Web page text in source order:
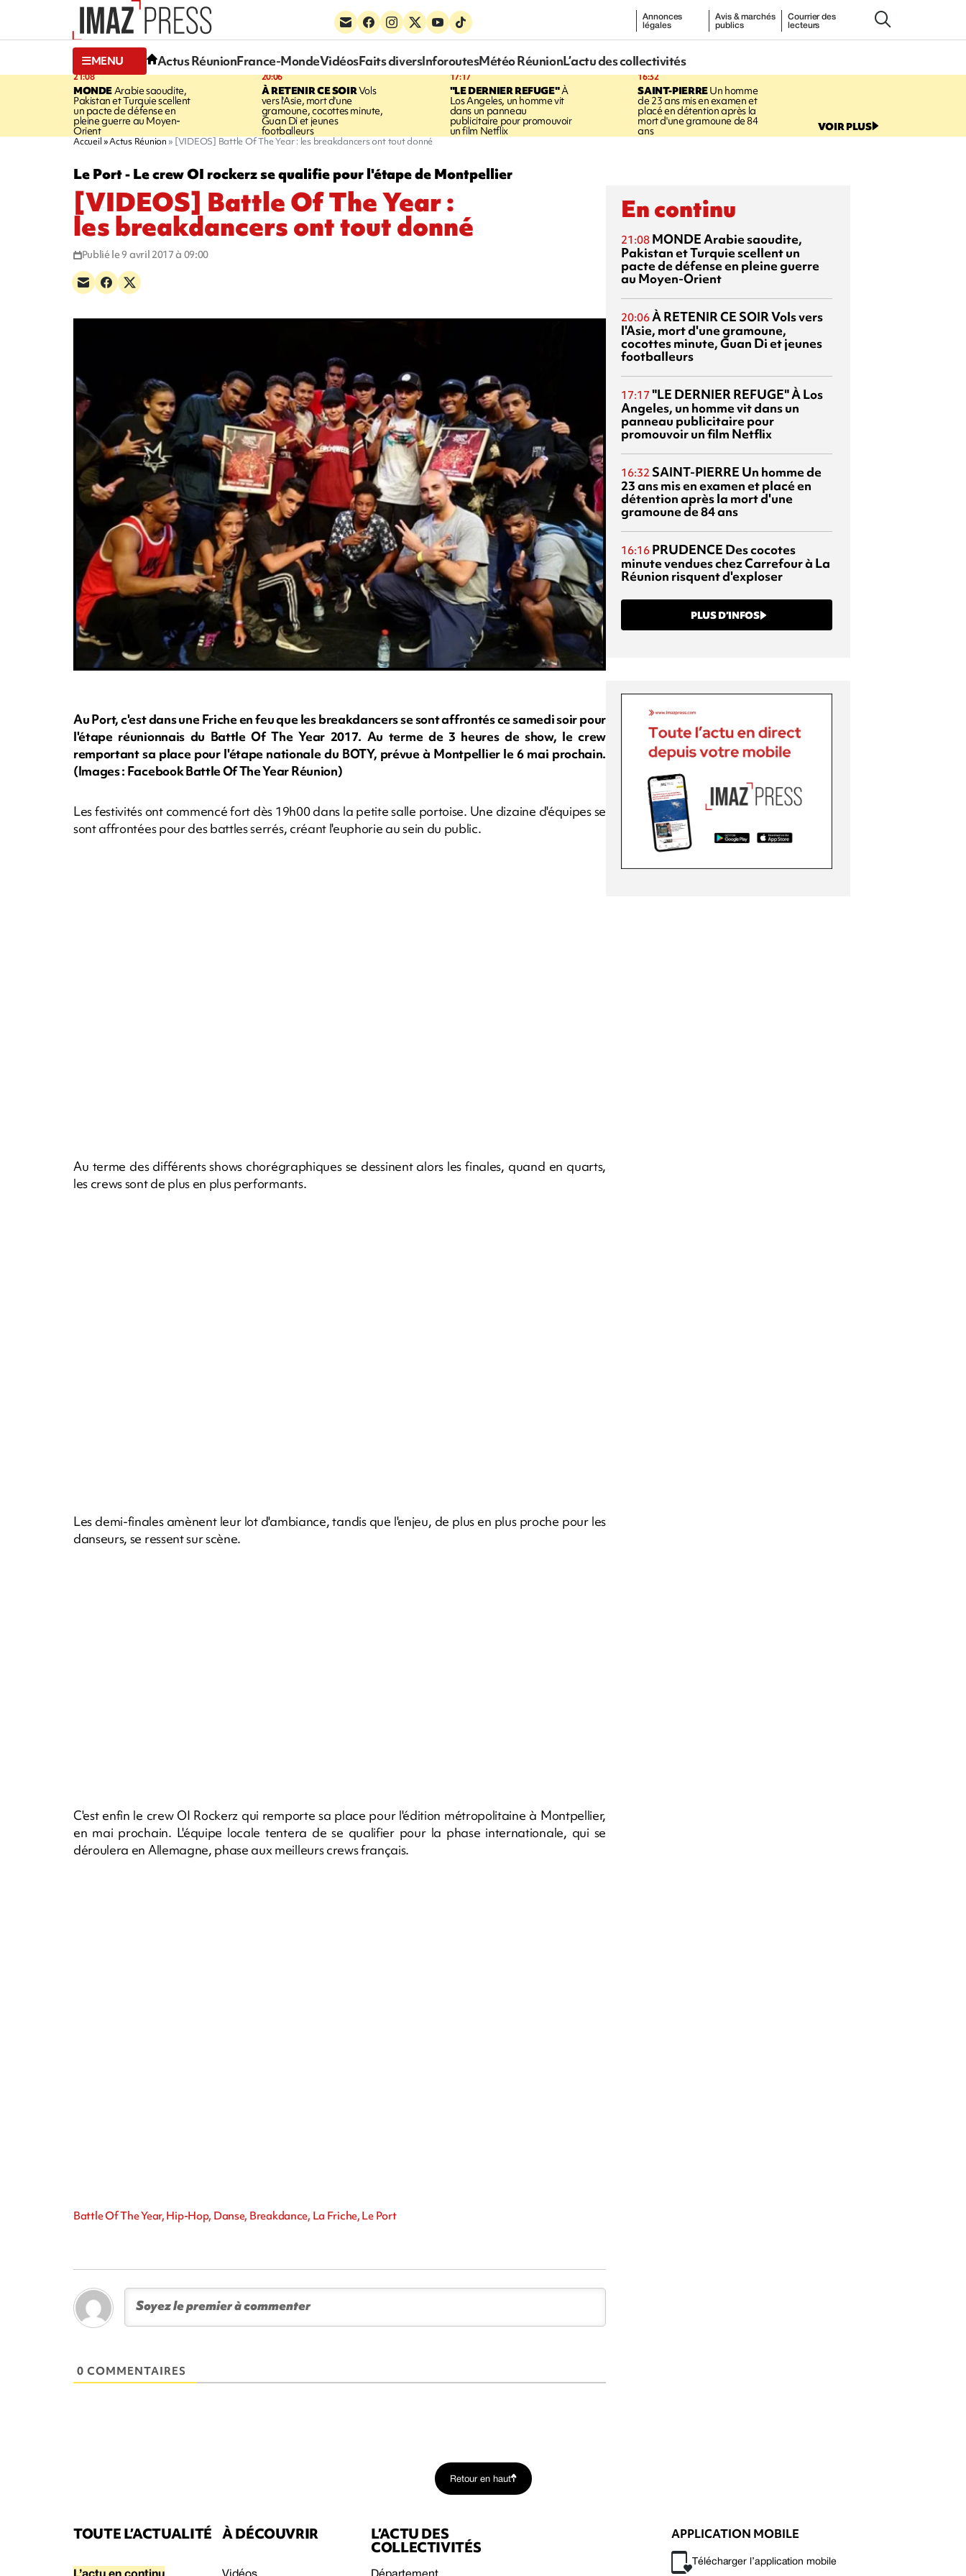
Annonces
légales
Avis & marchés
publics
Courrier des
lecteurs
MENU Actus RéunionFrance-MondeVidéosFaits diversInforoutesMétéo RéunionL’actu des collectivités
21:08
MONDE Arabie saoudite,
Pakistan et Turquie scellent
un pacte de défense en
pleine guerre au Moyen-
Orient
20:06
À RETENIR CE SOIRVols
vers l'Asie, mort d'une
gramoune, cocottes minute,
Guan Di et jeunes
footballeurs
17:17
"LE DERNIER REFUGE"À
Los Angeles, un homme vit
dans un panneau
publicitaire pour promouvoir
un film Netflix
16:32
SAINT-PIERREUn homme
de 23 ans mis en examen et
placé en détention après la
mort d'une gramoune de 84
ans VOIR PLUS
Accueil Actus Réunion [VIDEOS] Battle Of The Year : les breakdancers ont tout donné
Le Port - Le crew OI rockerz se qualifie pour l'étape de Montpellier
[VIDEOS] Battle Of The Year :
les breakdancers ont tout donné
Publié le 9 avril 2017 à 09:00
Au Port, c'est dans une Friche en feu que les breakdancers se sont affrontés ce samedi soir pour
l'étape réunionnais du Battle Of The Year 2017. Au terme de 3 heures de show, le crew
remportant sa place pour l'étape nationale du BOTY, prévue à Montpellier le 6 mai prochain.
(Images : Facebook Battle Of The Year Réunion)
Les festivités ont commencé fort dès 19h00 dans la petite salle portoise. Une dizaine d'équipes se
sont affrontées pour des battles serrés, créant l'euphorie au sein du public.
Au terme des différents shows chorégraphiques se dessinent alors les finales, quand en quarts,
les crews sont de plus en plus performants.
Les demi-finales amènent leur lot d'ambiance, tandis que l'enjeu, de plus en plus proche pour les
danseurs, se ressent sur scène.
C'est enfin le crew OI Rockerz qui remporte sa place pour l'édition métropolitaine à Montpellier,
en mai prochain. L'équipe locale tentera de se qualifier pour la phase internationale, qui se
déroulera en Allemagne, phase aux meilleurs crews français.
Battle Of The Year, Hip-Hop, Danse, Breakdance, La Friche, Le Port
0 COMMENTAIRES
En continu
21:08 MONDEArabie saoudite,
Pakistan et Turquie scellent un
pacte de défense en pleine guerre
au Moyen-Orient
20:06À RETENIR CE SOIRVols vers
l'Asie, mort d'une gramoune,
cocottes minute, Guan Di et jeunes
footballeurs
17:17 "LE DERNIER REFUGE"À Los
Angeles, un homme vit dans un
panneau publicitaire pour
promouvoir un film Netflix
16:32 SAINT-PIERRE Un homme de
23 ans mis en examen et placé en
détention après la mort d'une
gramoune de 84 ans
16:16 PRUDENCE Des cocotes
minute vendues chez Carrefour à La
Réunion risquent d'exploser
PLUS D’INFOS
Retour en haut
TOUTE L’ACTUALITÉ À DÉCOUVRIR L’ACTU DES
COLLECTIVITÉS
APPLICATION MOBILE
Télécharger l’application mobile